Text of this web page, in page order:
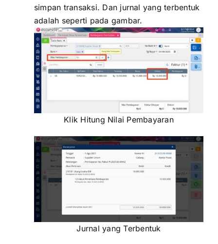
simpan transaksi. Dan jurnal yang terbentuk
adalah seperti pada gambar.
Klik Hitung Nilai Pembayaran
Jurnal yang Terbentuk